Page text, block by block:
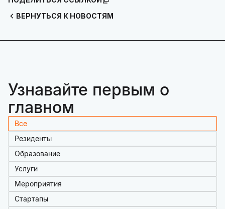
ВЕРНУТЬСЯ К НОВОСТЯМ
Узнавайте первым о
главном
Все
Резиденты
Образование
Услуги
Мероприятия
Стартапы